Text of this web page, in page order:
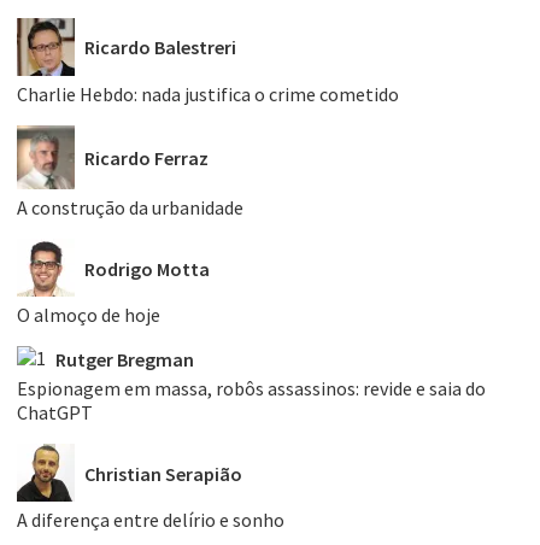
Ricardo Balestreri
Charlie Hebdo: nada justifica o crime cometido
Ricardo Ferraz
A construção da urbanidade
Rodrigo Motta
O almoço de hoje
Rutger Bregman
Espionagem em massa, robôs assassinos: revide e saia do
ChatGPT
Christian Serapião
A diferença entre delírio e sonho